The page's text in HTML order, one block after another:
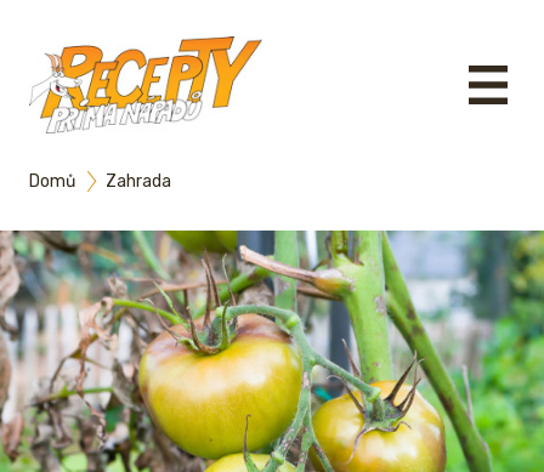
Domů Zahrada